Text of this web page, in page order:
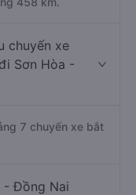
chuyến xe
Sơn Hòa -
7 chuyến xe bắt
- Đồng Nai